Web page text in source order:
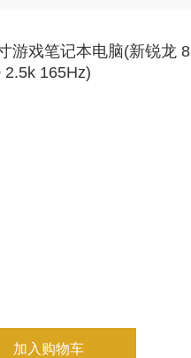
游戏笔记本电脑(新锐龙 8
165Hz)
加入购物车